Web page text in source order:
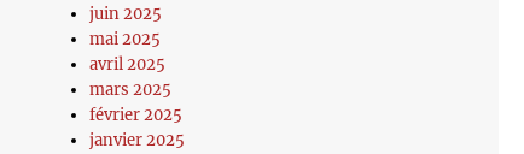
juin 2025
mai 2025
avril 2025
mars 2025
février 2025
janvier 2025